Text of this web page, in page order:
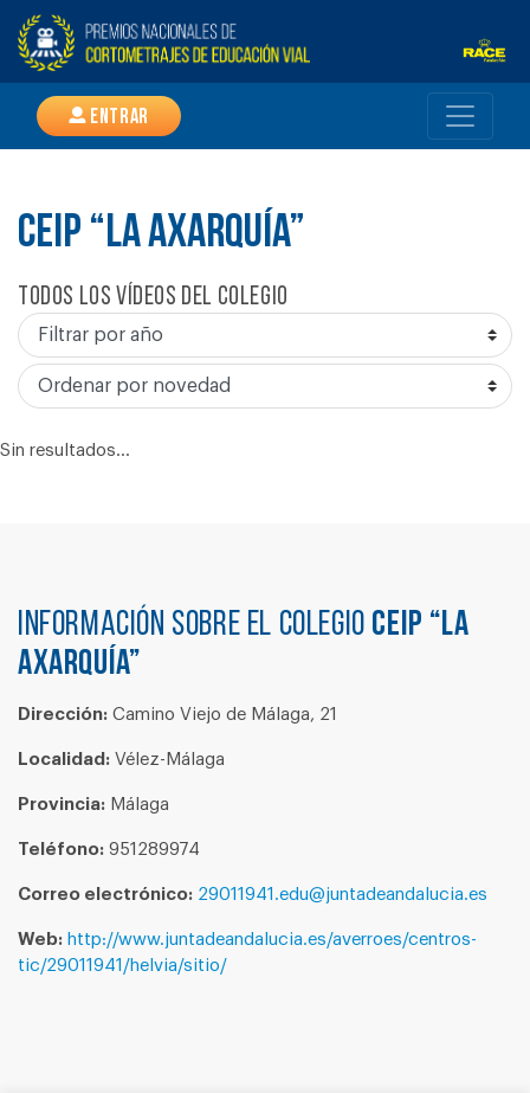
Entrar
CEIP “LA AXARQUÍA”
Todos los vídeos del colegio
Sin resultados...
Información sobre el colegio CEIP “LA
AXARQUÍA”
Dirección: Camino Viejo de Málaga, 21
Localidad: Vélez-Málaga
Provincia: Málaga
Teléfono: 951289974
Correo electrónico: 29011941.edu@juntadeandalucia.es
Web: http://www.juntadeandalucia.es/averroes/centros-
tic/29011941/helvia/sitio/